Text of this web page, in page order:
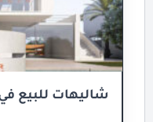
شاليهات للبيع